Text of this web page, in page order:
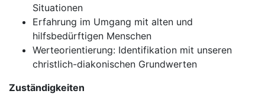
Situationen
Erfahrung im Umgang mit alten und
hilfsbedürftigen Menschen
Werteorientierung: Identifikation mit unseren
christlich-diakonischen Grundwerten
Zuständigkeiten